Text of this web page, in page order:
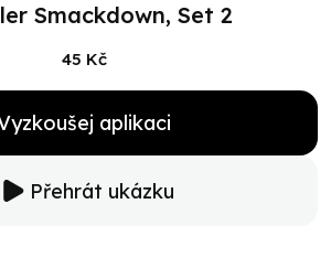
Smackdown, Set 2
45 Kč
aplikaci
Přehrát ukázku